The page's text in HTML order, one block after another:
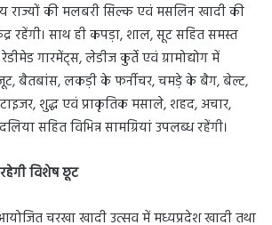
राज्यों की मलबरी सिल्क एवं मसलिन खादी की
रहेंगी। साथ ही कपड़ा, शाल, सूट सहित समस्त
गारमेंट्स, लेडीज कुर्ते एवं ग्रामोद्योग में
बैतबांस, लकड़ी के फर्नीचर, चमड़े के बैग, बेल्ट,
शुद्ध एवं प्राकृतिक मसाले, शहद, अचार,
सहित विभिन्न सामग्रियां उपलब्ध रहेंगी।
रहेगी विशेष छूट
चरखा खादी उत्सव में मध्यप्रदेश खादी तथा